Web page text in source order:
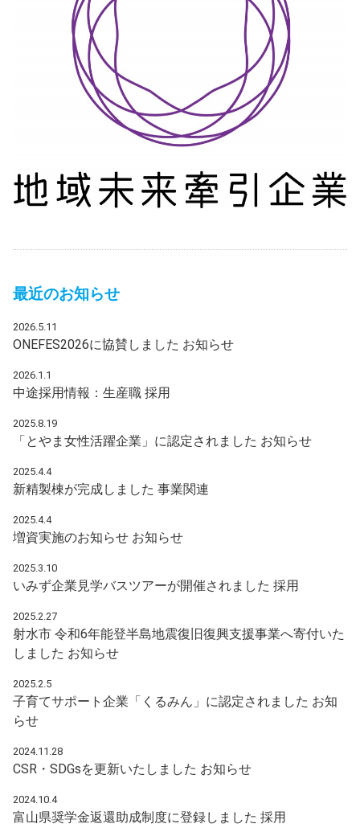
最近のお知らせ
2026.5.11
ONEFES2026に協賛しました お知らせ
2026.1.1
中途採用情報：生産職 採用
2025.8.19
「とやま女性活躍企業」に認定されました お知らせ
2025.4.4
新精製棟が完成しました 事業関連
2025.4.4
増資実施のお知らせ お知らせ
2025.3.10
いみず企業見学バスツアーが開催されました 採用
2025.2.27
射水市 令和6年能登半島地震復旧復興支援事業へ寄付いた
しました お知らせ
2025.2.5
子育てサポート企業「くるみん」に認定されました お知
らせ
2024.11.28
CSR・SDGsを更新いたしました お知らせ
2024.10.4
富山県奨学金返還助成制度に登録しました 採用